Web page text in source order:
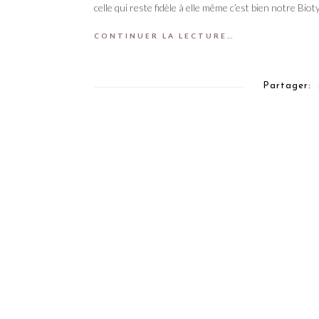
celle qui reste fidèle à elle même c’est bien notre
CONTINUER LA LECTURE…
Partager: